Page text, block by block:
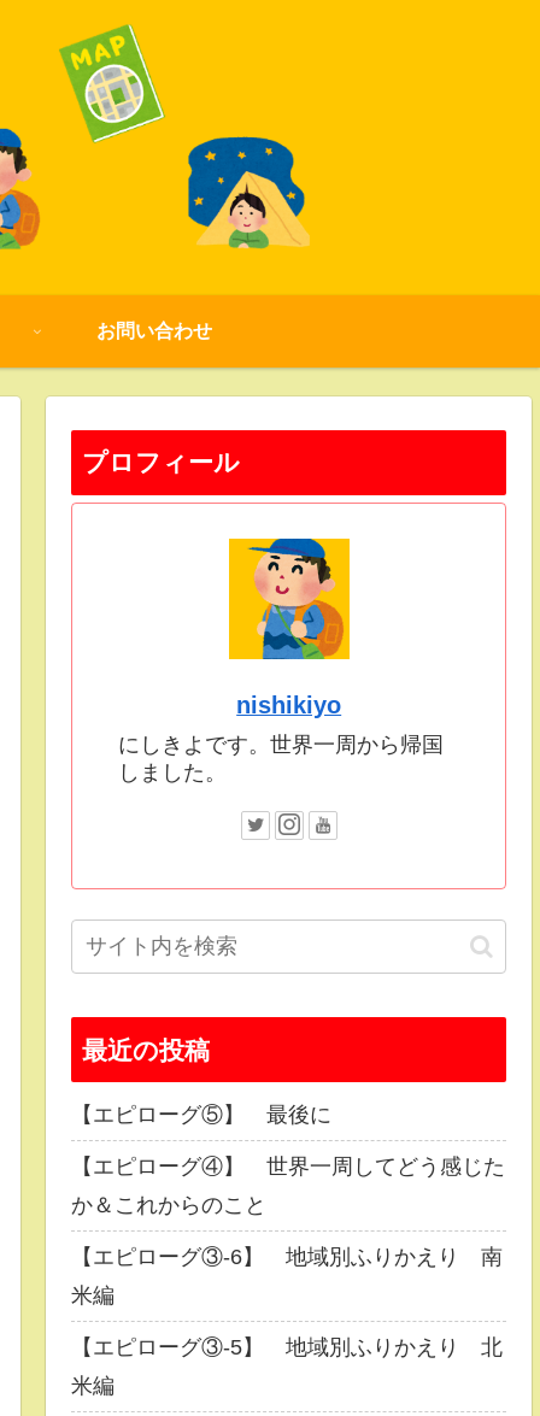
お問い合わせ
プロフィール
nishikiyo
にしきよです。世界一周から帰国
しました。
最近の投稿
【エピローグ⑤】 最後に
【エピローグ④】 世界一周してどう感じた
か＆これからのこと
【エピローグ③-6】 地域別ふりかえり 南
米編
【エピローグ③-5】 地域別ふりかえり 北
米編